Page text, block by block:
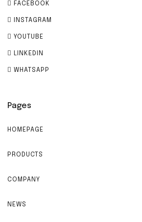
FACEBOOK
INSTAGRAM
YOUTUBE
LINKEDIN
WHATSAPP
Pages
HOMEPAGE
PRODUCTS
COMPANY
NEWS